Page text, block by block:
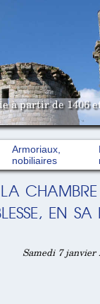
à partir de 1406
Armoriaux,
nobiliaires
EN
Samedi 7